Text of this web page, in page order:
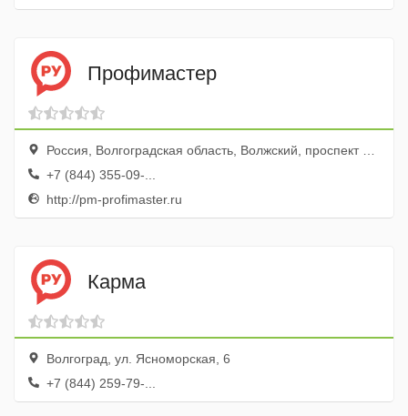
Профимастер
Россия, Волгоградская область, Волжский, проспект Ленина, 308Ж
+7 (844) 355-09-...
http://pm-profimaster.ru
Карма
Волгоград, ул. Ясноморская, 6
+7 (844) 259-79-...